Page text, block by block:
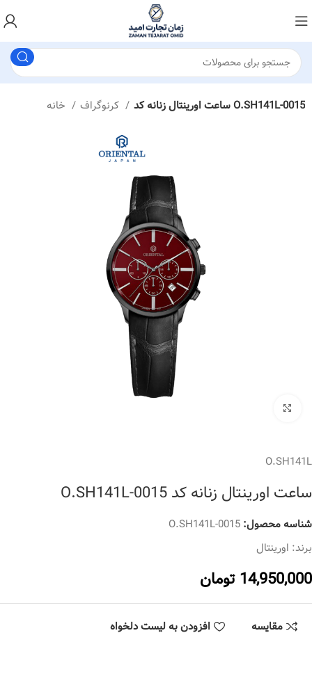
کرنوگراف ساعت اورینتال زنانه کد O.SH141L-0015
O.SH141L
ساعت اورینتال زنانه کد O.SH141L-0015
شناسه محصول:O.SH141L-0015
برند: اورینتال
14,950,000 تومان
مقایسه افزودن به لیست دلخواه